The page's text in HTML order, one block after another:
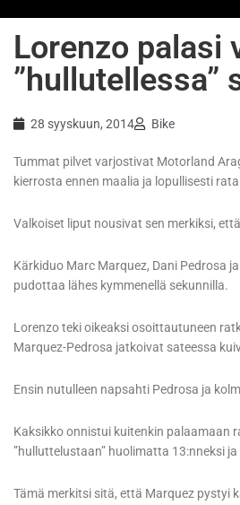
Lorenzo palasi
”hullutellessa”
28 syyskuun, 2014 Bike
Tummat pilvet varjostivat Motorland
kierrosta ennen maalia ja lopullisesti
Valkoiset liput nousivat sen merkiksi,
Kärkiduo Marc Marquez, Dani Pedrosa
pudottaa lähes kymmenellä sekunnilla.
Lorenzo teki oikeaksi osoittautuneen
Marquez-Pedrosa jatkoivat sateessa
Ensin nutulleen napsahti Pedrosa ja
Kaksikko onnistui kuitenkin palaamaan
”hulluttelustaan” huolimatta 13:nneksi
Tämä merkitsi sitä, että Marquez pystyi